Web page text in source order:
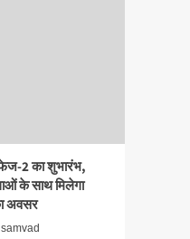
फेज-2 का शुभारंभ,
के साथ मिलेगा
अवसर